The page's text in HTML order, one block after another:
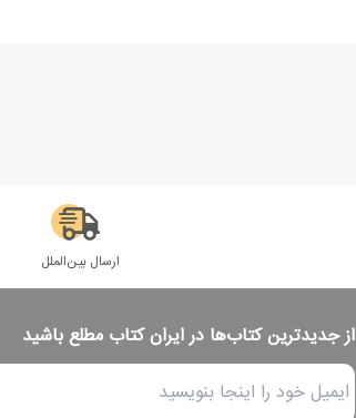
ارسال بین‌الملل
از جدیدترین کتاب‌ها در ایران کتاب مطلع باشید